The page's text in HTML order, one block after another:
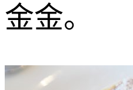
金金。